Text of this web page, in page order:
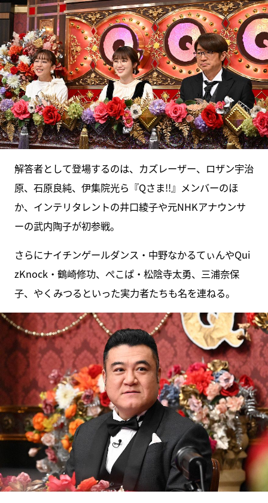
解答者として登場するのは、カズレーザー、ロザン宇治
原、石原良純、伊集院光ら『Qさま!!』メンバーのほ
か、インテリタレントの井口綾子や元NHKアナウンサ
ーの武内陶子が初参戦。
さらにナイチンゲールダンス・中野なかるてぃんやQui
zKnock・鶴崎修功、ぺこぱ・松陰寺太勇、三浦奈保
子、やくみつるといった実力者たちも名を連ねる。